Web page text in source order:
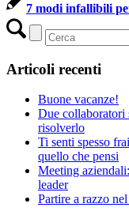
7 modi infallibili
Articoli recenti
Buone vacanze!
Due collaboratori
risolverlo
Ti senti spesso
quello che pensi
Meeting
leader
Partire a razzo